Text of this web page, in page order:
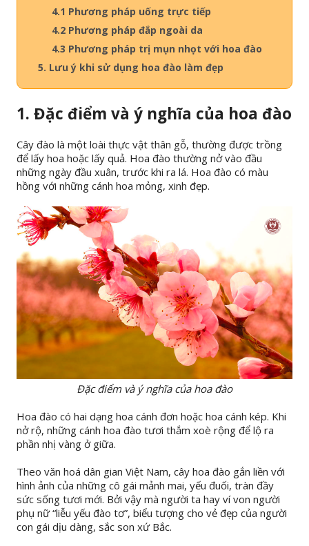
4.1 Phương pháp uống trực tiếp
4.2 Phương pháp đắp ngoài da
4.3 Phương pháp trị mụn nhọt với hoa đào
5. Lưu ý khi sử dụng hoa đào làm đẹp
1. Đặc điểm và ý nghĩa của hoa đào
Cây đào là một loài thực vật thân gỗ, thường được trồng
để lấy hoa hoặc lấy quả. Hoa đào thường nở vào đầu
những ngày đầu xuân, trước khi ra lá. Hoa đào có màu
hồng với những cánh hoa mỏng, xinh đẹp.
Đặc điểm và ý nghĩa của hoa đào
Hoa đào có hai dạng hoa cánh đơn hoặc hoa cánh kép. Khi
nở rộ, những cánh hoa đào tươi thắm xoè rộng để lộ ra
phần nhị vàng ở giữa.
Theo văn hoá dân gian Việt Nam, cây hoa đào gắn liền với
hình ảnh của những cô gái mảnh mai, yếu đuối, tràn đầy
sức sống tươi mới. Bởi vậy mà người ta hay ví von người
phụ nữ “liễu yếu đào tơ”, biểu tượng cho vẻ đẹp của người
con gái dịu dàng, sắc son xứ Bắc.